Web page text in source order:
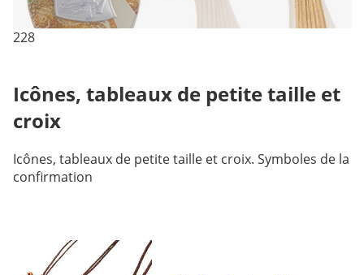
228
Icônes, tableaux de petite taille et
croix
Icônes, tableaux de petite taille et croix. Symboles de la
confirmation